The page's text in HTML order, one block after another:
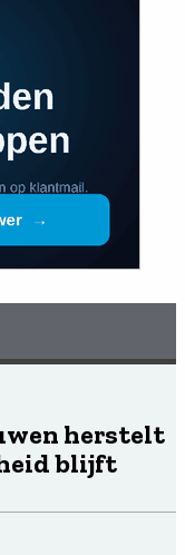
herstelt
blijft